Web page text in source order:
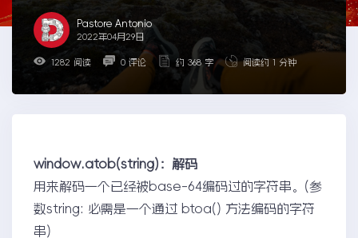
Pastore Antonio
2022年04月29日
1282 阅读 0 评论 约 368 字 阅读约 1 分钟
window.atob(string)：解码
用来解码一个已经被base-64编码过的字符串。(参
数string: 必需是一个通过 btoa() 方法编码的字符
串)